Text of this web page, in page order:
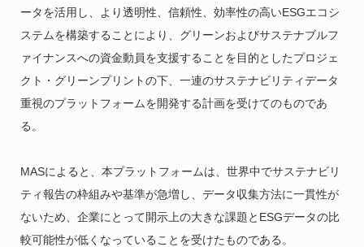
ータを活用し、より透明性、信頼性、効率性の高いESGエコシ
ステムを構築することにより、グリーンおよびサステナブルフ
ァイナンスへの資金動員を支援することを目的としたプロジェ
クト・グリーンプリントの下、一連のサステナビリティデータ
重視のプラットフォームを開発する計画を受けてのものであ
る。
MASによると、本プラットフォームは、世界中でサステナビリ
ティ報告の枠組みや基準が急増し、データ収集方法に一貫性が
ないため、企業にとって開示上の大きな課題とESGデータの比
較可能性が低くなっていることを受けたものである。